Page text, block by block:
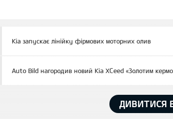
Kia запускає лінійку фірмових моторних олив
Auto Bild нагородив новий Kia XCeed «Золотим
ДИВИТИСЯ